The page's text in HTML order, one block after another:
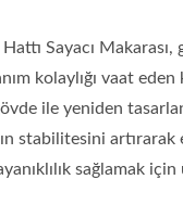
Sayacı
kolaylığı vaat eden
ile yeniden
stabilitesini artırarak
sağlamak